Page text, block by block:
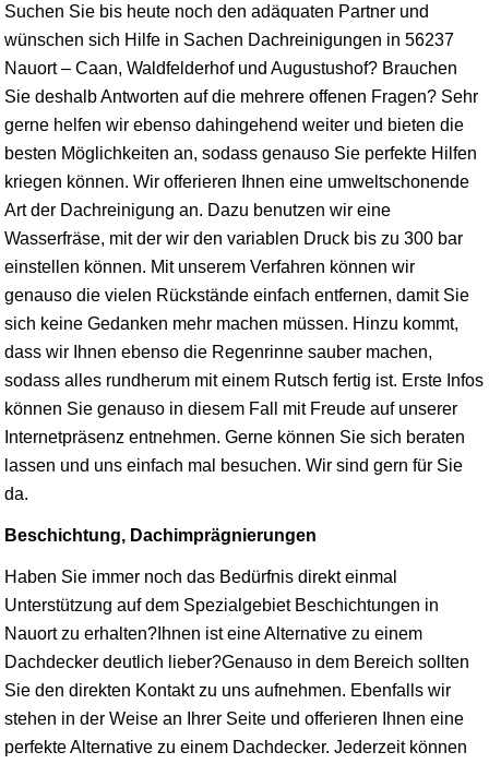
Suchen Sie bis heute noch den adäquaten Partner und
wünschen sich Hilfe in Sachen Dachreinigungen in 56237
Nauort – Caan, Waldfelderhof und Augustushof? Brauchen
Sie deshalb Antworten auf die mehrere offenen Fragen? Sehr
gerne helfen wir ebenso dahingehend weiter und bieten die
besten Möglichkeiten an, sodass genauso Sie perfekte Hilfen
kriegen können. Wir offerieren Ihnen eine umweltschonende
Art der Dachreinigung an. Dazu benutzen wir eine
Wasserfräse, mit der wir den variablen Druck bis zu 300 bar
einstellen können. Mit unserem Verfahren können wir
genauso die vielen Rückstände einfach entfernen, damit Sie
sich keine Gedanken mehr machen müssen. Hinzu kommt,
dass wir Ihnen ebenso die Regenrinne sauber machen,
sodass alles rundherum mit einem Rutsch fertig ist. Erste Infos
können Sie genauso in diesem Fall mit Freude auf unserer
Internetpräsenz entnehmen. Gerne können Sie sich beraten
lassen und uns einfach mal besuchen. Wir sind gern für Sie
da.
Beschichtung, Dachimprägnierungen
Haben Sie immer noch das Bedürfnis direkt einmal
Unterstützung auf dem Spezialgebiet Beschichtungen in
Nauort zu erhalten?Ihnen ist eine Alternative zu einem
Dachdecker deutlich lieber?Genauso in dem Bereich sollten
Sie den direkten Kontakt zu uns aufnehmen. Ebenfalls wir
stehen in der Weise an Ihrer Seite und offerieren Ihnen eine
perfekte Alternative zu einem Dachdecker. Jederzeit können